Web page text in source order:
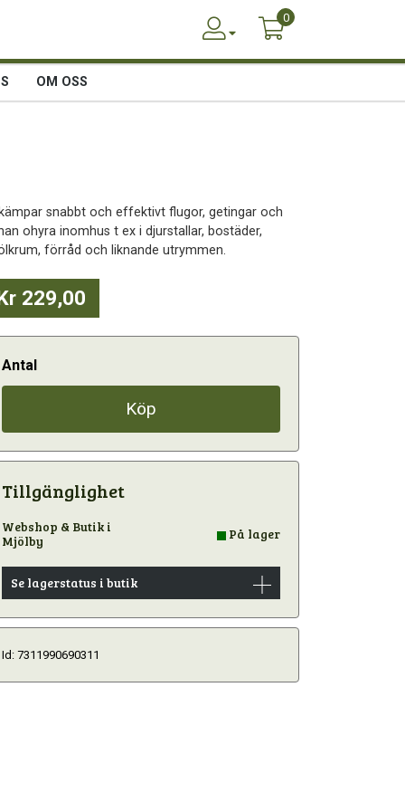
0
OM OSS
snabbt och effektivt flugor, getingar och
ohyra inomhus t ex i djurstallar, bostäder,
förråd och liknande utrymmen.
229,00
Antal
Köp
Tillgänglighet
Webshop & Butik i
Mjölby
På lager
Se lagerstatus i butik
Id: 7311990690311